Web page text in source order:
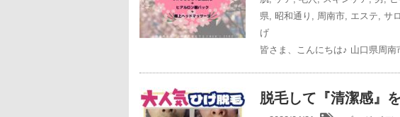
県, 昭和通り , 周南市, エステ, サ
げ
皆さま、こんにちは♪ 山口県周
脱毛して『清潔感』